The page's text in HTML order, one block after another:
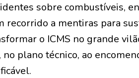
sobre combustíveis,
recorrido a mentiras para
o ICMS no grande
plano técnico, ao